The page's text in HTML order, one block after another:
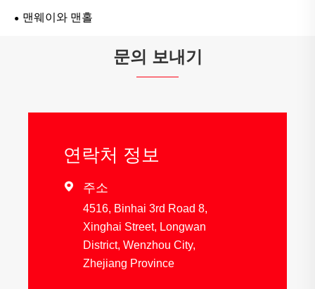
맨웨이와 맨홀
문의 보내기
연락처 정보
 주소
4516, Binhai 3rd Road 8,
Xinghai Street, Longwan
District, Wenzhou City,
Zhejiang Province